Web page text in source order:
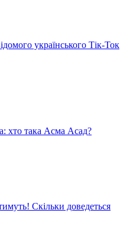
українського Тік-Ток
хто така Асма Асад?
Скільки доведеться